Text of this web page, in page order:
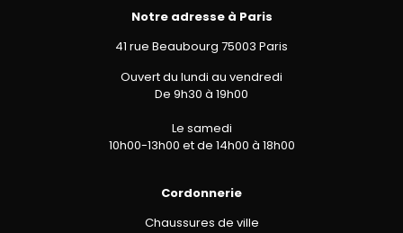
Notre adresse à Paris
41 rue Beaubourg 75003 Paris
Ouvert du lundi au vendredi
De 9h30 à 19h00
Le samedi
10h00-13h00 et de 14h00 à 18h00
Cordonnerie
Chaussures de ville